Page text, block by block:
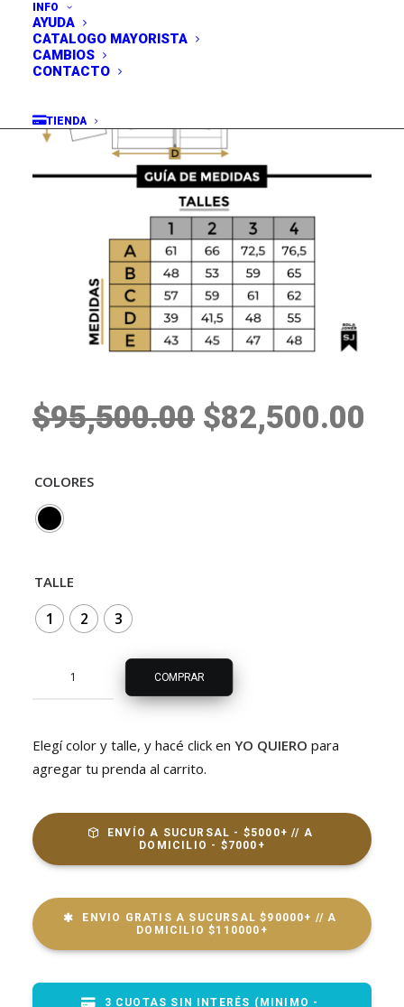
INFO
AYUDA
CATALOGO MAYORISTA
CAMBIOS
CONTACTO
TIENDA
$95,500.00 El
$82,500.00
COLORES
TALLE
1 2 3
cantidad
COMPRAR
Elegí color y talle, y hacé click en YO QUIERO para
agregar tu prenda al carrito.
ENVÍO A SUCURSAL - $5000+ // A
DOMICILIO - $7000+
ENVIO GRATIS A SUCURSAL $90000+ // A
DOMICILIO $110000+
3 CUOTAS SIN INTERÉS (MINIMO -